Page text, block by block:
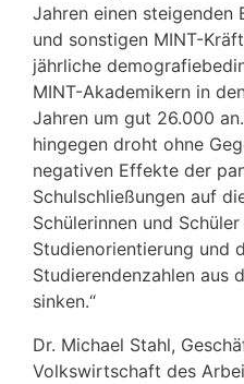
Jahren einen steigenden
und sonstigen MINT-
jährliche
MINT-Akademikern in
Jahren um gut 26.000
hingegen droht ohne
negativen Effekte der
Schulschließungen auf
Schülerinnen und
Studienorientierung und
Studierendenzahlen aus
sinken.“
Dr. Michael Stahl,
Volkswirtschaft des